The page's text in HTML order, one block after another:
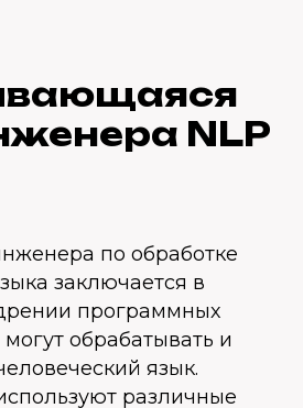
NLP
по обработке
заключается в
программных
обрабатывать и
язык.
различные